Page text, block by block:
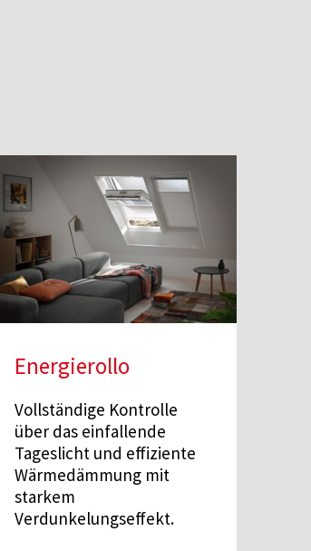
Energierollo
Vollständige Kontrolle
über das einfallende
Tageslicht und effiziente
Wärmedämmung mit
starkem
Verdunkelungseffekt.